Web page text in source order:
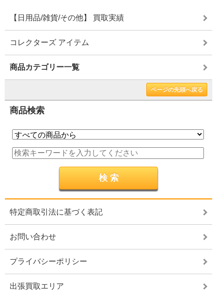
【日用品/雑貨/その他】 買取実績
コレクターズ アイテム
商品カテゴリー一覧
ページの先頭へ戻る
商品検索
特定商取引法に基づく表記
お問い合わせ
プライバシーポリシー
出張買取エリア